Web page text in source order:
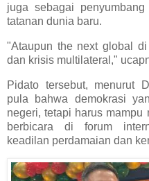
juga sebagai
tatanan dunia baru.
"Ataupun the next global
dan krisis multilateral,"
Pidato tersebut, menurut
pula bahwa demokrasi
negeri, tetapi harus mampu
berbicara di forum
keadilan perdamaian dan